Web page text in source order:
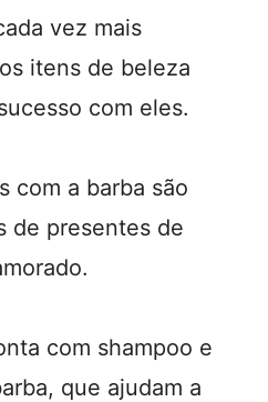
vez mais
itens de beleza
com eles.
com a barba são
de presentes de
com shampoo e
que ajudam a